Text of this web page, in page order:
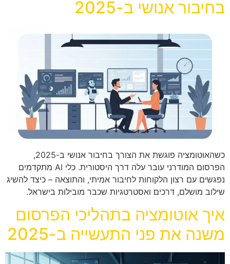
בחיבור אנושי ב-2025
כשהאוטומציה פוגשת את הצורך בחיבור אנושי ב-2025,
הפרסום המודרני עובר עלה דרך היסטורית. כלי AI מתקדמים
נפגשים עם רצון הלקוחות לחיבור אמיתי, והתוצאה – כיצד להשיג
שילוב מושלם, דרכים ואסטרטגיות שכבר מובילות בישראל.
איך אוטומציה בתהליכי הפרסום
משנה את פני התעשייה ב-2025